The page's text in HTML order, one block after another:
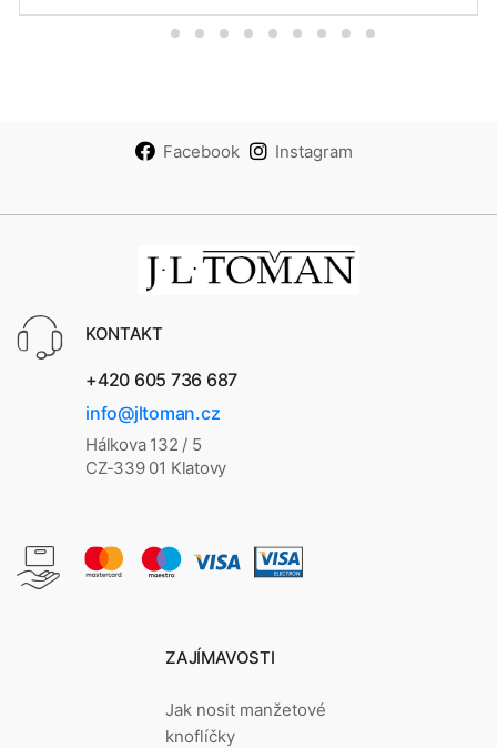
Facebook Instagram
KONTAKT
+420 605 736 687
info@jltoman.cz
Hálkova 132 / 5
CZ-339 01 Klatovy
ZAJÍMAVOSTI
Jak nosit manžetové
knoflíčky